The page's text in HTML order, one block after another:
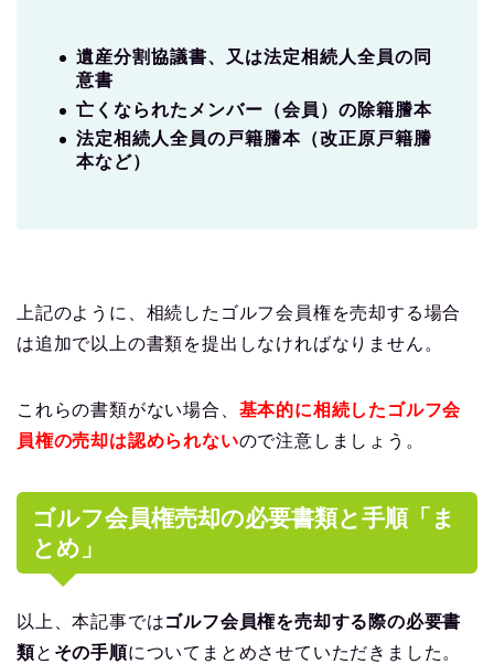
遺産分割協議書、又は法定相続人全員の同
意書
亡くなられたメンバー（会員）の除籍謄本
法定相続人全員の戸籍謄本（改正原戸籍謄
本など）
上記のように、相続したゴルフ会員権を売却する場合
は追加で以上の書類を提出しなければなりません。
これらの書類がない場合、 基本的に相続したゴルフ会
員権の売却は認められないので注意しましょう。
ゴルフ会員権売却の必要書類と手順「ま
とめ」
以上、本記事ではゴルフ会員権を売却する際の必要書
類と その手順についてまとめさせていただきました。